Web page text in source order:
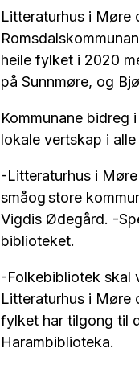
Litteraturhus i Møre
heile fylket i 2020
på Sunnmøre, og
Kommunane bidreg
lokale vertskap i
-Litteraturhus i
småog store
Vigdis Ødegård. -
biblioteket.
-Folkebibliotek skal
Litteraturhus i Møre
fylket har tilgong til
Harambiblioteka.